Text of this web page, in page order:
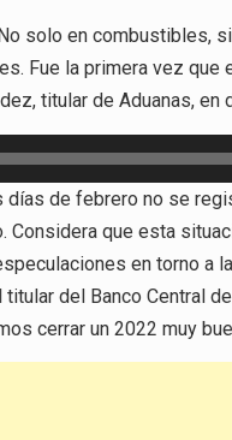
solo en
Fue la primera vez
titular de Aduanas,
de febrero no se
Considera que esta
en torno a
del Banco Central
cerrar un 2022 muy